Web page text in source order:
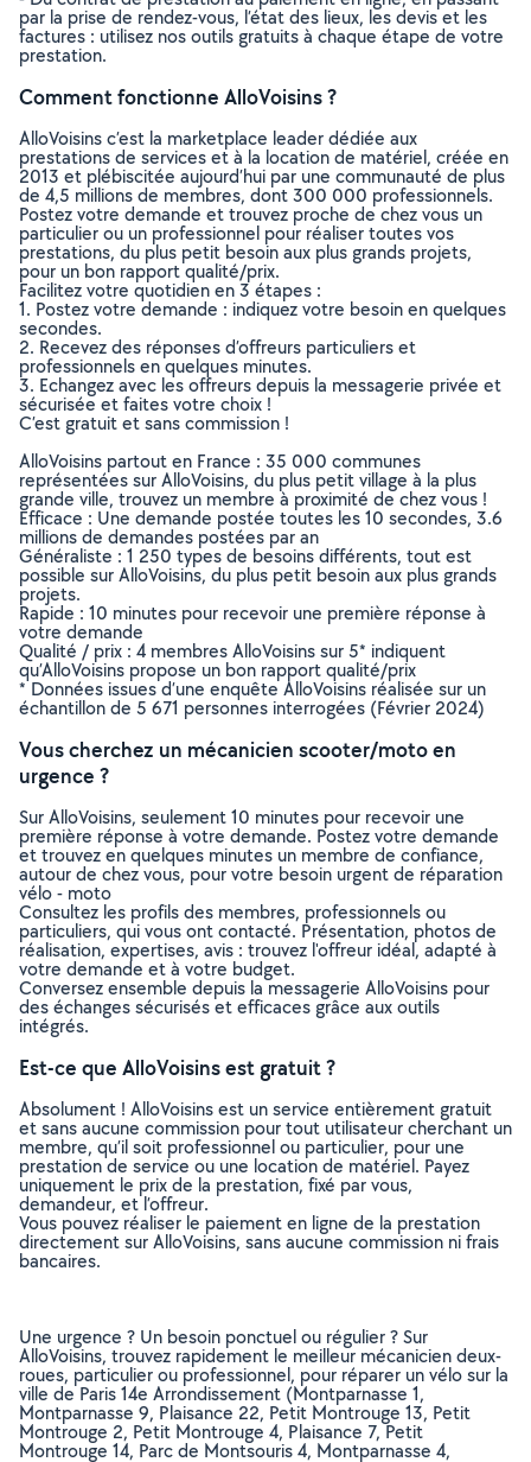
par la prise de rendez-vous, l’état des lieux, les devis et les
factures : utilisez nos outils gratuits à chaque étape de votre
prestation.
Comment fonctionne AlloVoisins ?
AlloVoisins c’est la marketplace leader dédiée aux
prestations de services et à la location de matériel, créée en
2013 et plébiscitée aujourd’hui par une communauté de plus
de 4,5 millions de membres, dont 300 000 professionnels.
Postez votre demande et trouvez proche de chez vous un
particulier ou un professionnel pour réaliser toutes vos
prestations, du plus petit besoin aux plus grands projets,
pour un bon rapport qualité/prix.
Facilitez votre quotidien en 3 étapes :
1. Postez votre demande : indiquez votre besoin en quelques
secondes.
2. Recevez des réponses d’offreurs particuliers et
professionnels en quelques minutes.
3. Echangez avec les offreurs depuis la messagerie privée et
sécurisée et faites votre choix !
C’est gratuit et sans commission !
AlloVoisins partout en France : 35 000 communes
représentées sur AlloVoisins, du plus petit village à la plus
grande ville, trouvez un membre à proximité de chez vous !
Efficace : Une demande postée toutes les 10 secondes, 3.6
millions de demandes postées par an
Généraliste : 1 250 types de besoins différents, tout est
possible sur AlloVoisins, du plus petit besoin aux plus grands
projets.
Rapide : 10 minutes pour recevoir une première réponse à
votre demande
Qualité / prix : 4 membres AlloVoisins sur 5* indiquent
qu’AlloVoisins propose un bon rapport qualité/prix
* Données issues d’une enquête AlloVoisins réalisée sur un
échantillon de 5 671 personnes interrogées (Février 2024)
Vous cherchez un mécanicien scooter/moto en
urgence ?
Sur AlloVoisins, seulement 10 minutes pour recevoir une
première réponse à votre demande. Postez votre demande
et trouvez en quelques minutes un membre de confiance,
autour de chez vous, pour votre besoin urgent de réparation
vélo - moto
Consultez les profils des membres, professionnels ou
particuliers, qui vous ont contacté. Présentation, photos de
réalisation, expertises, avis : trouvez l'offreur idéal, adapté à
votre demande et à votre budget.
Conversez ensemble depuis la messagerie AlloVoisins pour
des échanges sécurisés et efficaces grâce aux outils
intégrés.
Est-ce que AlloVoisins est gratuit ?
Absolument ! AlloVoisins est un service entièrement gratuit
et sans aucune commission pour tout utilisateur cherchant un
membre, qu’il soit professionnel ou particulier, pour une
prestation de service ou une location de matériel. Payez
uniquement le prix de la prestation, fixé par vous,
demandeur, et l’offreur.
Vous pouvez réaliser le paiement en ligne de la prestation
directement sur AlloVoisins, sans aucune commission ni frais
bancaires.
Une urgence ? Un besoin ponctuel ou régulier ? Sur
AlloVoisins, trouvez rapidement le meilleur mécanicien deux-
roues, particulier ou professionnel, pour réparer un vélo sur la
ville de Paris 14e Arrondissement (Montparnasse 1,
Montparnasse 9, Plaisance 22, Petit Montrouge 13, Petit
Montrouge 2, Petit Montrouge 4, Plaisance 7, Petit
Montrouge 14, Parc de Montsouris 4, Montparnasse 4,